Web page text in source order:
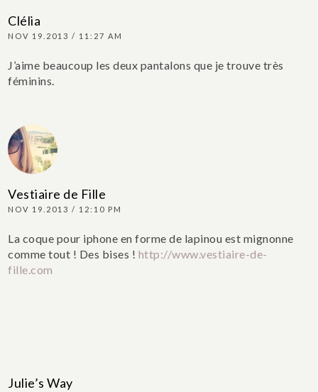
Clélia
NOV 19.2013 / 11:27 AM
J’aime beaucoup les deux pantalons que je trouve très
féminins.
Vestiaire de Fille
NOV 19.2013 / 12:10 PM
La coque pour iphone en forme de lapinou est mignonne
comme tout ! Des bises ! http://www.vestiaire-de-
fille.com
Julie’s Way